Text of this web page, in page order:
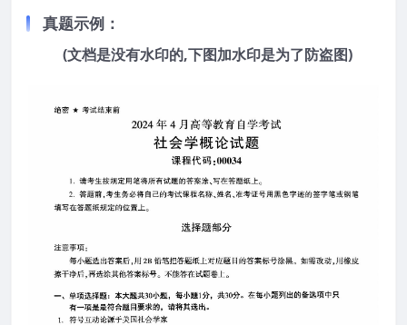
真题示例：
(文档是没有水印的,下图加水印是为了防盗图)